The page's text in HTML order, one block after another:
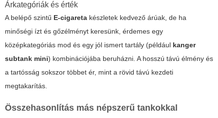
Árkategóriák és érték
A belépő szintű E-cigareta készletek kedvező árúak, de ha
minőségi ízt és gőzélményt keresünk, érdemes egy
középkategóriás mod és egy jól ismert tartály (például kanger
subtank mini) kombinációjába beruházni. A hosszú távú élmény és
a tartósság sokszor többet ér, mint a rövid távú kezdeti
megtakarítás.
Összehasonlítás más népszerű tankokkal